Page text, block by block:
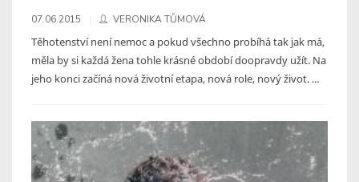
07.06.2015 VERONIKA TŮMOVÁ
Těhotenství není nemoc a pokud všechno probíhá tak jak má,
měla by si každá žena tohle krásné období doopravdy užít. Na
jeho konci začíná nová životní etapa, nová role, nový život. ...